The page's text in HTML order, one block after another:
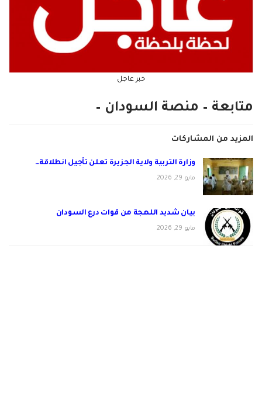
خبر عاجل
متابعة – منصة السودان –
المزيد من المشاركات
وزارة التربية ولاية الجزيرة تعلن تأجيل انطلاقة…
مايو 29, 2026
بيان شديد اللهجة من قوات درع السودان
مايو 29, 2026